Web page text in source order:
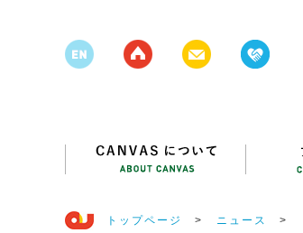
トップページ > ニュース >